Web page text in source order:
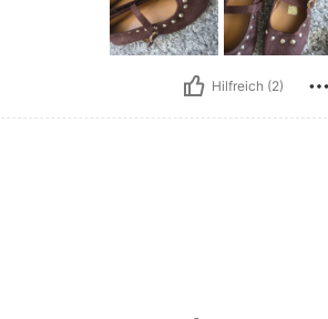
Hilfreich (2)